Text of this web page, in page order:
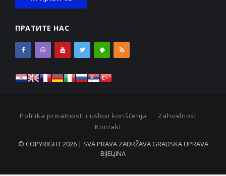
ПРАТИТЕ НАС
Politika privatnosti i uslovi korišćenja
Zahvalnost
Kontakt
© COPYRIGHT 2026 | SVA PRAVA ZADRŽAVA GRADSKA UPRAVA
BIJELjINA